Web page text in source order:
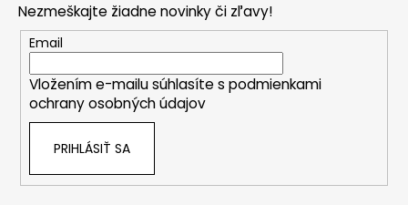
Nezmeškajte žiadne novinky či zľavy!
Email
Vložením e-mailu súhlasíte s podmienkami
ochrany osobných údajov
PRIHLÁSIŤ SA